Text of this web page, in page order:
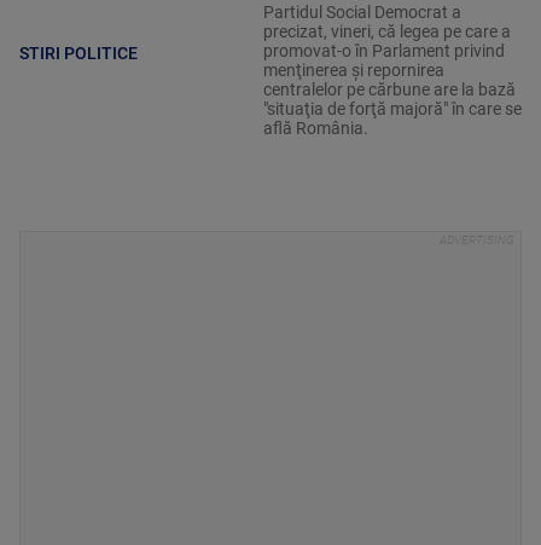
STIRI POLITICE
Partidul Social Democrat a
precizat, vineri, că legea pe care a
promovat-o în Parlament privind
menţinerea şi repornirea
centralelor pe cărbune are la bază
"situaţia de forţă majoră" în care se
află România.